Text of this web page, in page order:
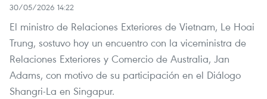
30/05/2026 14:22
El ministro de Relaciones Exteriores de Vietnam, Le Hoai
Trung, sostuvo hoy un encuentro con la viceministra de
Relaciones Exteriores y Comercio de Australia, Jan
Adams, con motivo de su participación en el Diálogo
Shangri-La en Singapur.